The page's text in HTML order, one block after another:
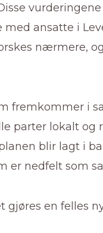
ansatte i
nærmere,
fremkommer i
parter lokalt og
blir lagt i
er nedfelt som
gjøres en felles